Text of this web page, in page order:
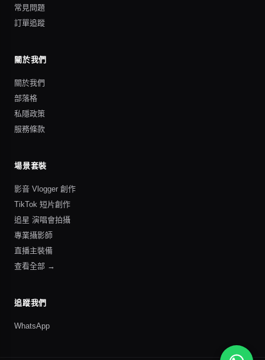
常見問題
訂單追蹤
關於我們
關於我們
部落格
私隱政策
服務條款
場景套裝
影音 Vlogger 創作
TikTok 短片創作
追星 演唱會拍攝
專業攝影師
直播主裝備
查看全部 →
追蹤我們
WhatsApp